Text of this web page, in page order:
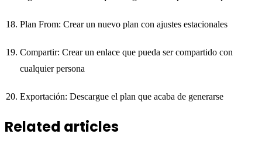
Plan From: Crear un nuevo plan con ajustes estacionales
Compartir: Crear un enlace que pueda ser compartido con
cualquier persona
Exportación: Descargue el plan que acaba de generarse
Related articles